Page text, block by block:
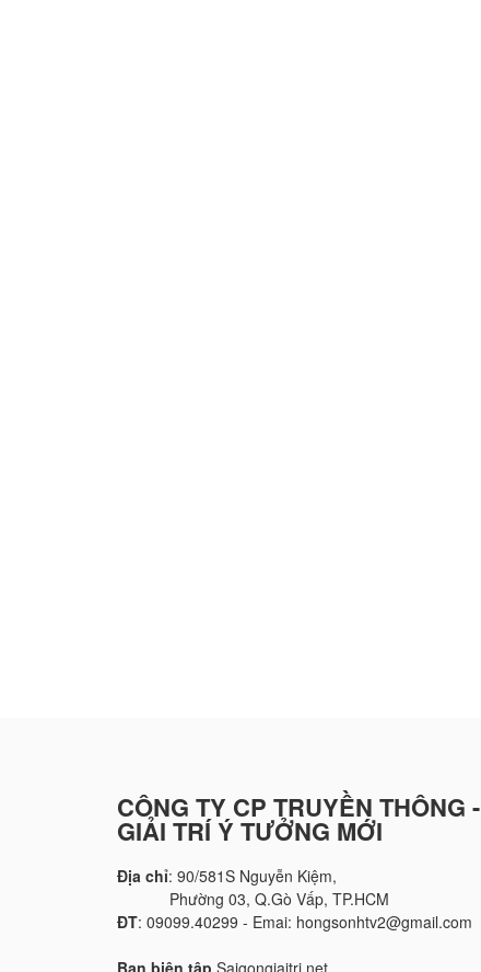
CÔNG TY CP TRUYỀN THÔNG -
GIẢI TRÍ Ý TƯỞNG MỚI
Địa chỉ: 90/581S Nguyễn Kiệm,
Phường 03, Q.Gò Vấp, TP.HCM
ĐT: 09099.40299 - Emai: hongsonhtv2@gmail.com